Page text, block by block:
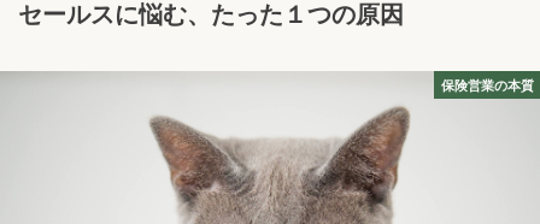
セールスに悩む、たった１つの原因
保険営業の本質